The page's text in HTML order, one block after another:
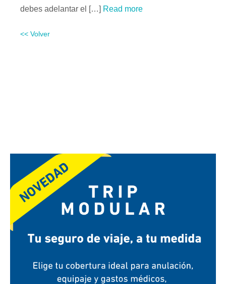
debes adelantar el […] Read more
<< Volver